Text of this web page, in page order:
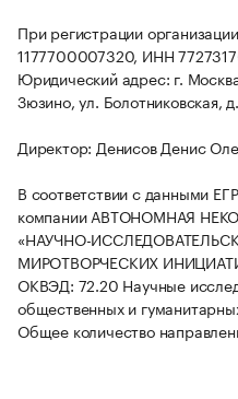
При регистрации
1177700007320, ИНН
Юридический адрес: г.
Зюзино, ул. Болотниковская,
Директор: Денисов Денис
В соответствии с данными
компании АВТОНОМНАЯ
«НАУЧНО-
МИРОТВОРЧЕСКИХ
ОКВЭД: 72.20 Научные
общественных и
Общее количество